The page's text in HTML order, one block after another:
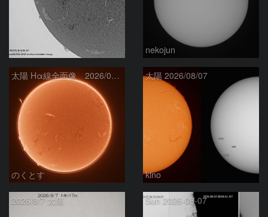
ta-o nekojun
太陽 Hα線全面像 2026/08/08
のくとす
太陽 2026/08/07
kino
2026/8/7 太陽 Sun 2026-08-07